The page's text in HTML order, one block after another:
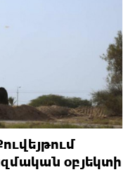
օբյեկտի